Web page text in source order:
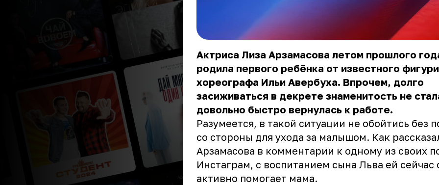
Актриса Лиза Арзамасова летом прошлого
родила первого ребёнка от известного
хореографа Ильи Авербуха. Впрочем, долго
засиживаться в декрете знаменитость не
довольно быстро вернулась к работе.
Разумеется, в такой ситуации не обойтись без
со стороны для ухода за малышом. Как
Арзамасова в комментарии к одному из своих
Инстаграм, с воспитанием сына Льва ей сейчас
активно помогает мама.